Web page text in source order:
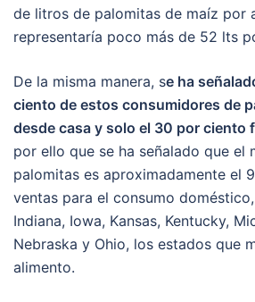
de litros de palomitas de maíz por
representaría poco más de 52 lts
De la misma manera, se ha
ciento de estos consumidores de
desde casa y solo el 30 por ciento
por ello que se ha señalado que el
palomitas es aproximadamente el
ventas para el consumo
Indiana, Iowa, Kansas, Kentucky,
Nebraska y Ohio, los estados que
alimento.